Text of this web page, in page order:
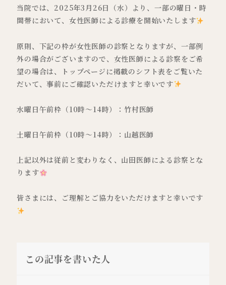
当院では、2025年3月26日（水）より、一部の曜日・時
間帯において、女性医師による診療を開始いたします
原則、下記の枠が女性医師の診察となりますが、一部例
外の場合がございますので、女性医師による診察をご希
望の場合は、トップページに掲載のシフト表をご覧いた
だいて、事前にご確認いただけますと幸いです
水曜日午前枠（10時～14時）：竹村医師
土曜日午前枠（10時～14時）：山越医師
上記以外は従前と変わりなく、山田医師による診察とな
ります
皆さまには、ご理解とご協力をいただけますと幸いです
この記事を書いた人